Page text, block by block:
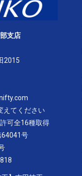
支店
2015
えてください
可全16種取得
号